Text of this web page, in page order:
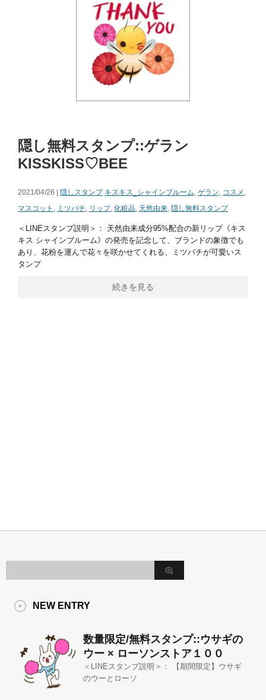
隠し無料スタンプ::ゲラン
KISSKISS♡BEE
2021/04/26 | 隠しスタンプ キスキス_シャインブルーム, ゲラン, コスメ ,
マスコット , ミツバチ, リップ, 化粧品, 天然由来, 隠し無料スタンプ
＜LINEスタンプ説明＞： 天然由来成分95%配合の新リップ《キス
キス シャインブルーム》の発売を記念して、ブランドの象徴でも
あり、花粉を運んで花々を咲かせてくれる、ミツバチが可愛いス
タンプ
続きを見る
NEW ENTRY
数量限定/無料スタンプ::ウサギの
ウー × ローソンストア１００
＜LINEスタンプ説明＞： 【期間限定】ウサギ
のウーとローソ